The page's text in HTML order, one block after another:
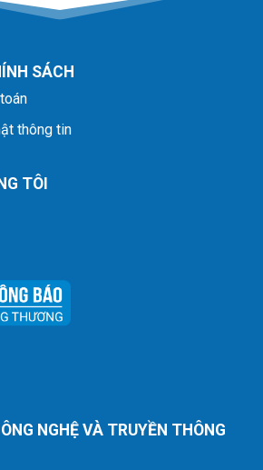
SÁCH
thông tin
TÔI
NGHỆ VÀ TRUYỀN THÔNG